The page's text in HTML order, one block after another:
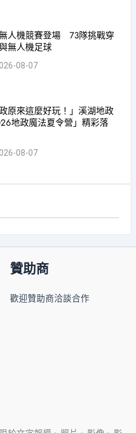
人機競賽登場 73隊挑戰穿
無人機足球
08-07
政原來這麼好玩！」溪湖地政
地政魔法夏令營」精彩落
08-07
贊助商
歡迎贊助商洽談合作